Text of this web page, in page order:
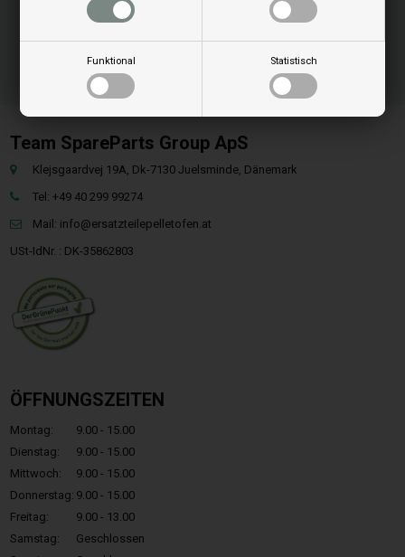
Funktional Statistisch
Team SpareParts Group ApS
Klejsgaardvej 19A, Dk-7130 Juelsminde, Dänemark
Tel: +49 40 299 99274
Mail: info@ersatzteilepelletofen.at
USt-IdNr. : DK-35862803
ÖFFNUNGSZEITEN
Montag:
9.00 - 15.00
Dienstag:
9.00 - 15.00
Mittwoch:
9.00 - 15.00
Donnerstag: 9.00 - 15.00
Freitag:
9.00 - 13.00
Samstag:
Geschlossen